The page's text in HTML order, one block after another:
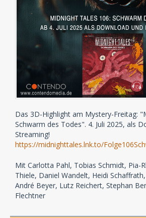
Das 3D-Highlight am Mystery-Freitag:
Schwarm des Todes". 4. Juli 2025, als
Streaming!
https://midnighttales.lnk.to/
Mit Carlotta Pahl, Tobias Schmidt, Pia-
Thiele, Daniel Wandelt, Heidi
André Beyer, Lutz Reichert, Stephan
Flechtner